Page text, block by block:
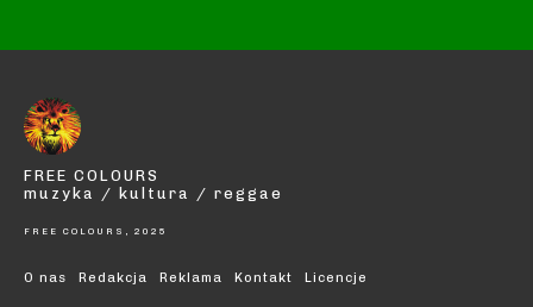
O nas Redakcja Reklama Kontakt Licencje
FREE COLOURS
muzyka / kultura / reggae
FREE COLOURS, 2025